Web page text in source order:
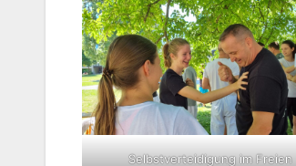
Selbstverteidigung im Freien